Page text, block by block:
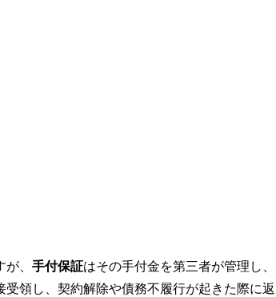
、 手付保証はその手付金を第三者が管理し、
領し、契約解除や債務不履行が起きた際に返